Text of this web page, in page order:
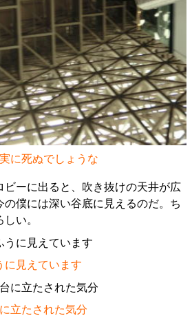
に死ぬでしょうな
ビーに出ると、吹き抜けの天井が広
の僕には深い谷底に見えるのだ。ち
い。
に見えています
立たされた気分